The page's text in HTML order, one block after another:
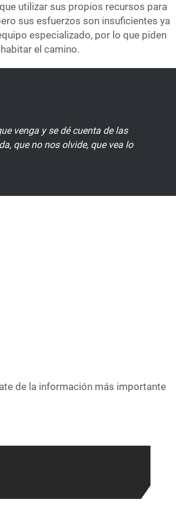
utilizar sus propios recursos para
sus esfuerzos son insuficientes ya
especializado, por lo que piden
el camino.
venga y se dé cuenta de las
que no nos olvide, que vea lo
de la información más importante